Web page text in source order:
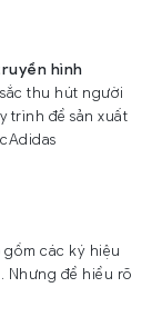
hình
thu hút người
trình để sản xuất
các ký hiệu
Nhưng để hiểu rõ